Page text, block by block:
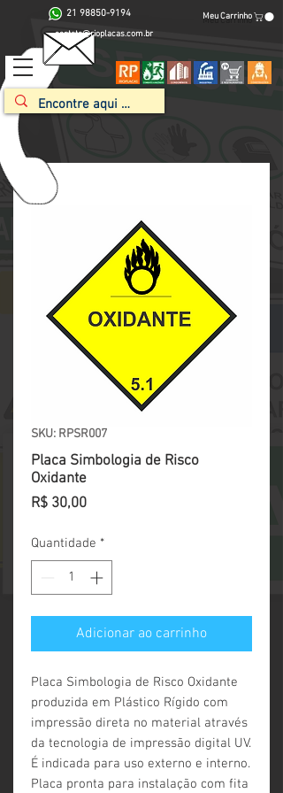
21 98850-9194
contato@rioplacas.com.br
Meu Carrinho
SKU: RPSR007
Placa Simbologia de Risco
Oxidante
R$ 30,00Preço
Quantidade *
Adicionar ao carrinho
Placa Simbologia de Risco Oxidante
produzida em Plástico Rígido com
impressão direta no material através
da tecnologia de impressão digital UV.
É indicada para uso externo e interno.
Placa pronta para instalação com fita